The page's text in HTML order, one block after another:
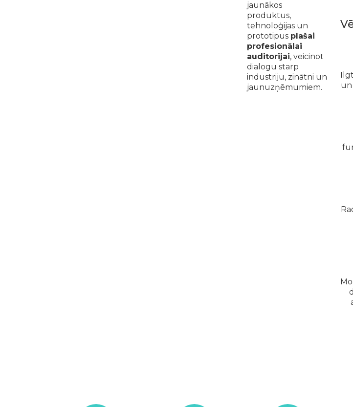
jaunākos
produktus,
tehnoloģijas un
prototipus plašai
profesionālai
auditorijai, veicinot
dialogu starp
industriju, zinātni un
jaunuzņēmumiem.
un